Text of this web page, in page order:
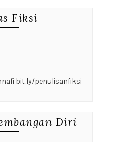
Fiksi
bit.ly/penulisanfiksi
Diri